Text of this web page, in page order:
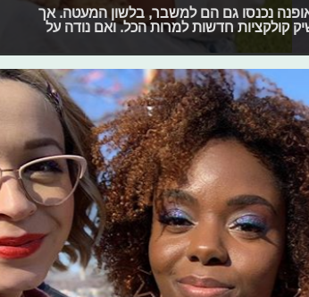
נכנסו גם הם למשבר, בלשון המעטה. אך
קולקציות חדשות למרות הכל. ואם נודה על